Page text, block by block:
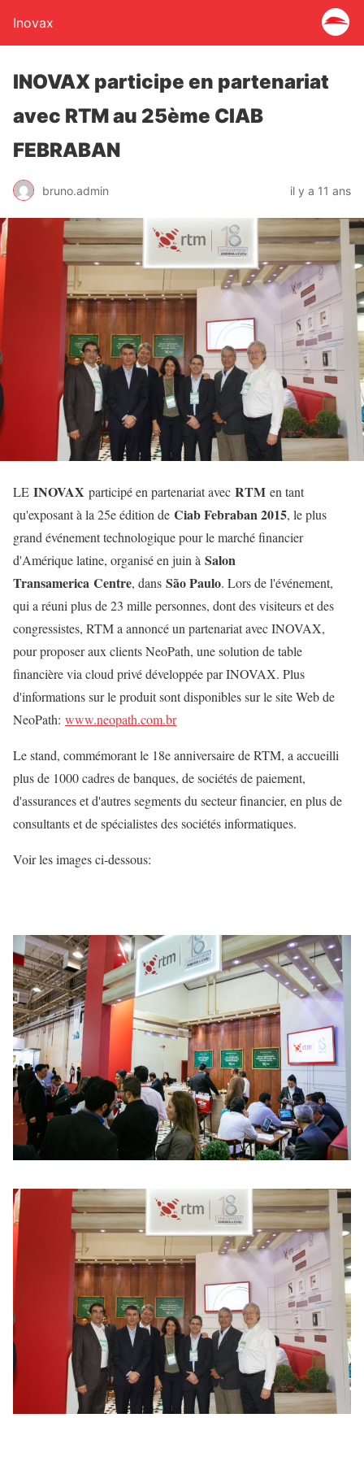
Inovax
INOVAX participe en partenariat
avec RTM au 25ème CIAB
FEBRABAN
bruno.admin il y a 11 ans
LE INOVAX participé en partenariat avec RTM en tant
qu'exposant à la 25e édition de Ciab Febraban 2015, le plus
grand événement technologique pour le marché financier
d'Amérique latine, organisé en juin à Salon
Transamerica Centre, dans São Paulo. Lors de l'événement,
qui a réuni plus de 23 mille personnes, dont des visiteurs et des
congressistes, RTM a annoncé un partenariat avec INOVAX,
pour proposer aux clients NeoPath, une solution de table
financière via cloud privé développée par INOVAX. Plus
d'informations sur le produit sont disponibles sur le site Web de
NeoPath: www.neopath.com.br
Le stand, commémorant le 18e anniversaire de RTM, a accueilli
plus de 1000 cadres de banques, de sociétés de paiement,
d'assurances et d'autres segments du secteur financier, en plus de
consultants et de spécialistes des sociétés informatiques.
Voir les images ci-dessous: